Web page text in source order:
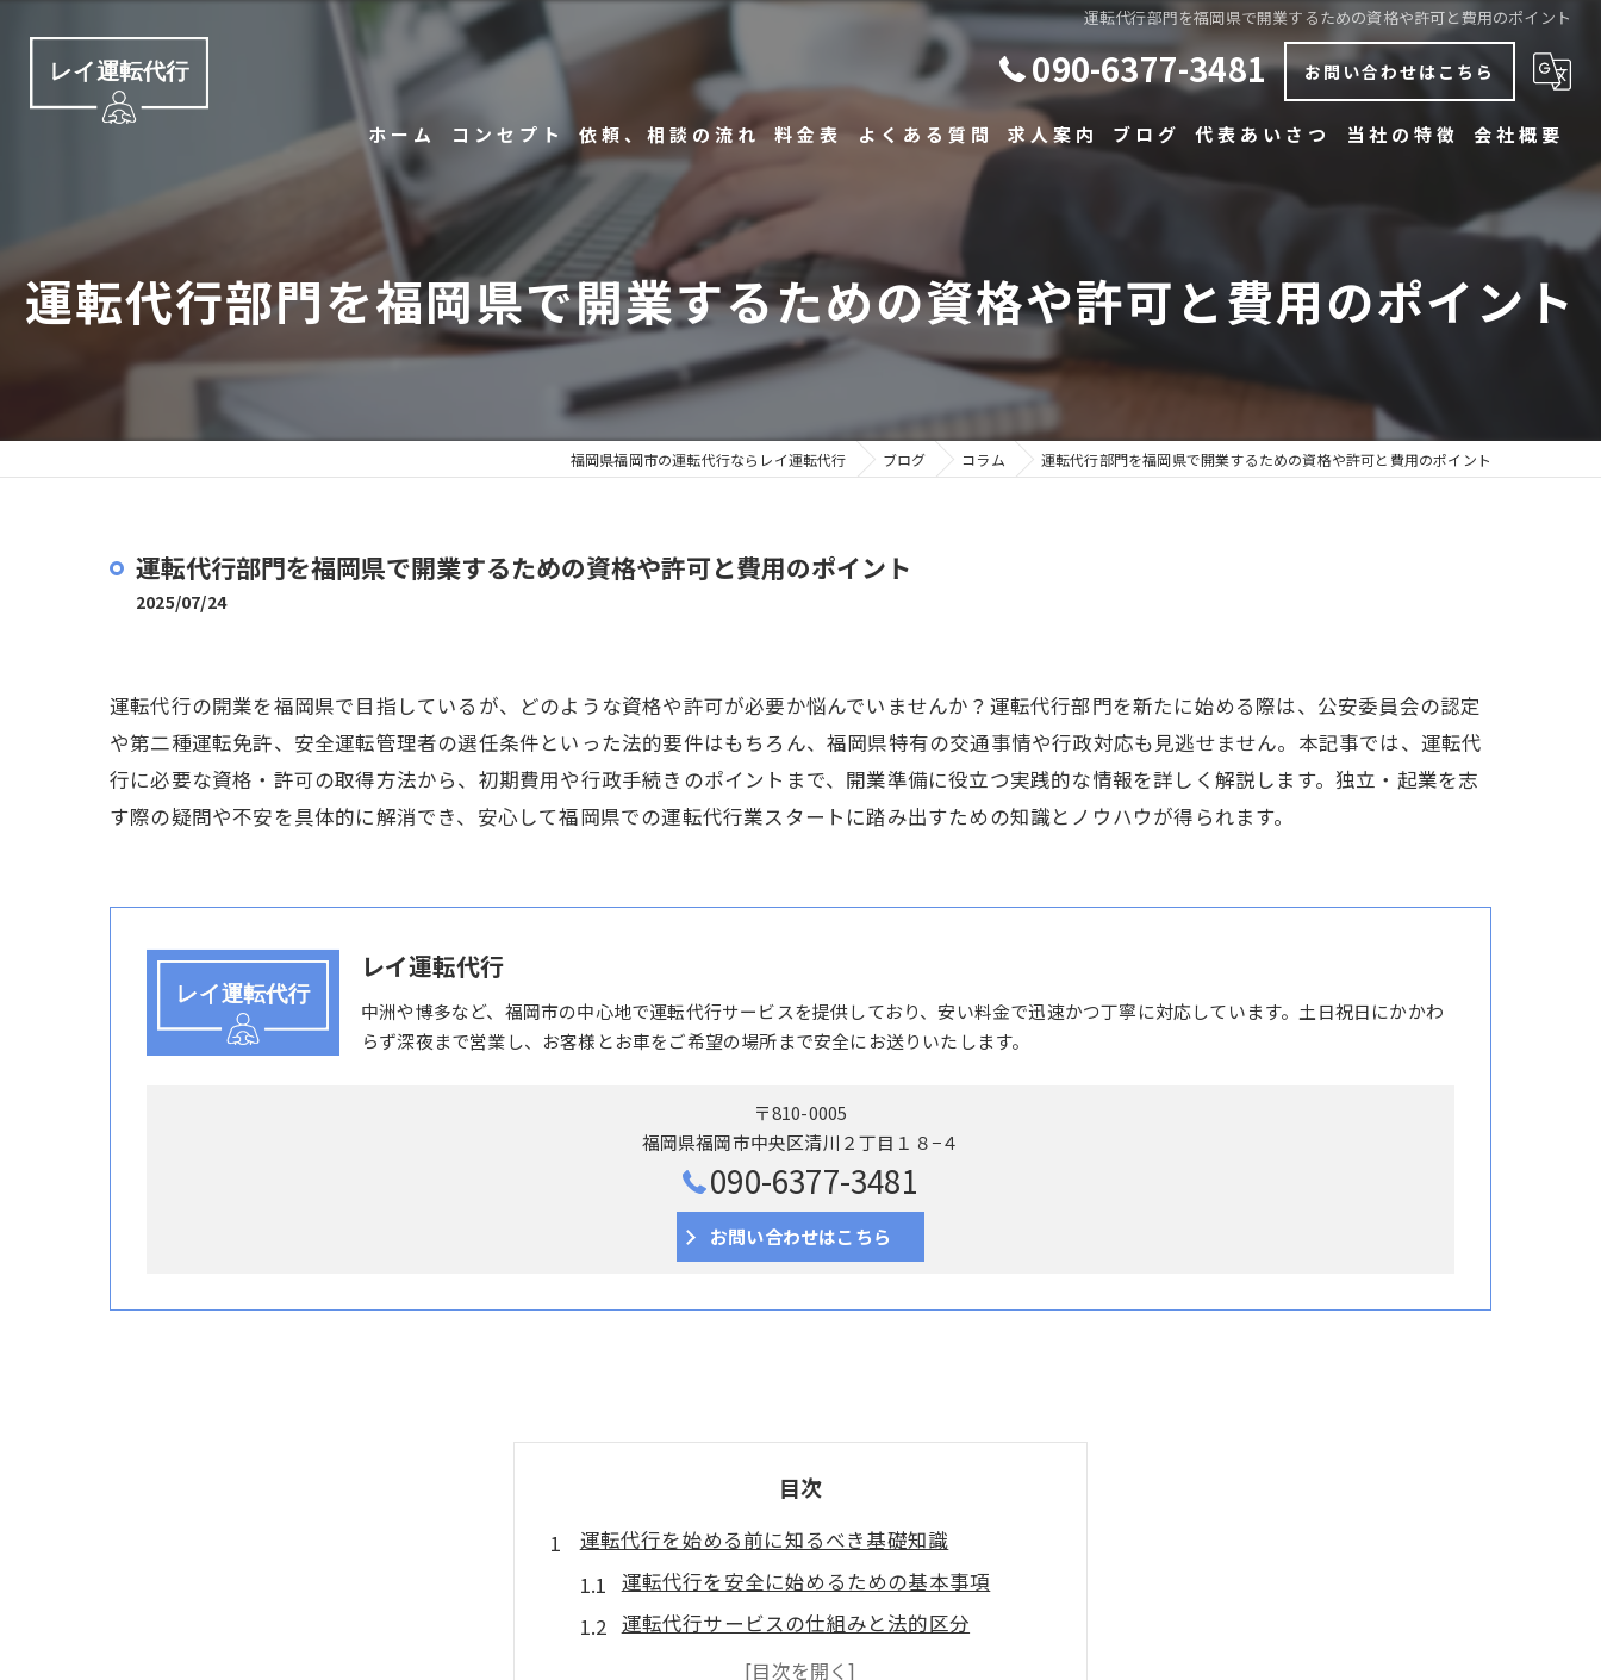
運転代行部門を福岡県で開業するための資格や許可と費用のポイント
090-6377-3481 お問い合わせはこちら
ホーム コンセプト 依頼、相談の流れ 料金表 よくある質問 求人案内 ブログ 代表あいさつ 当社の特徴
丁寧
中洲の運転代行
会社概要
運転代行部門を福岡県で開業するための資格や許可と費用のポイント
福岡県福岡市の運転代行ならレイ運転代行 ブログ コラム 運転代行部門を福岡県で開業するための資格や許可と費用のポイント
運転代行部門を福岡県で開業するための資格や許可と費用のポイント
2025/07/24
運転代行の開業を福岡県で目指しているが、どのような資格や許可が必要か悩んでいませんか？運転代行部門を新たに始める際は、公安委員会の認定
や第二種運転免許、安全運転管理者の選任条件といった法的要件はもちろん、福岡県特有の交通事情や行政対応も見逃せません。本記事では、運転代
行に必要な資格・許可の取得方法から、初期費用や行政手続きのポイントまで、開業準備に役立つ実践的な情報を詳しく解説します。独立・起業を志
す際の疑問や不安を具体的に解消でき、安心して福岡県での運転代行業スタートに踏み出すための知識とノウハウが得られます。
レイ運転代行
中洲や博多など、福岡市の中心地で運転代行サービスを提供しており、安い料金で迅速かつ丁寧に対応しています。土日祝日にかかわ
らず深夜まで営業し、お客様とお車をご希望の場所まで安全にお送りいたします。
〒810-0005
福岡県福岡市中央区清川２丁目１８−４
090-6377-3481
お問い合わせはこちら
目次
運転代行を始める前に知るべき基礎知識
運転代行を安全に始めるための基本事項
運転代行サービスの仕組みと法的区分
運転代行が違法とならないための注意点